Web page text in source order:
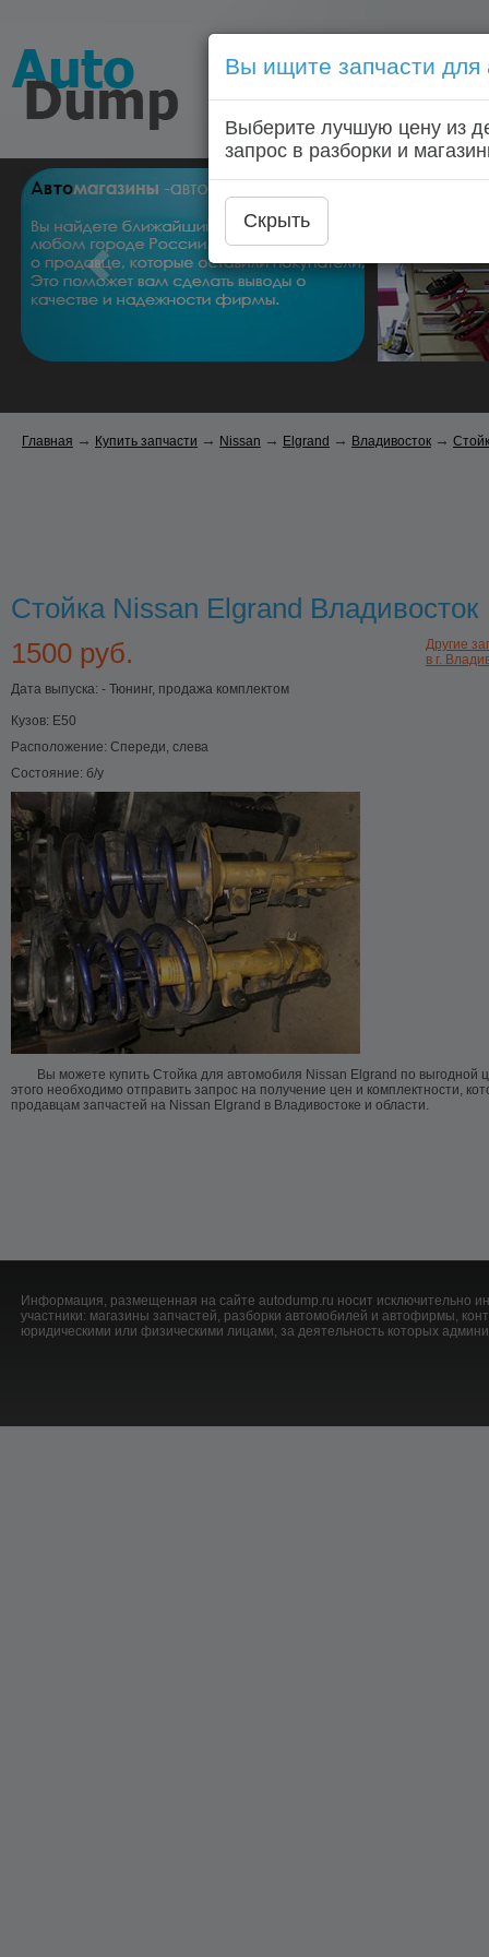
Голосовой запрос
Главная
Главная → Купить запчасти → Nissan → Elgrand → Владивосток →
Стойка Nissan Elgrand Владивосток
Другие
в г.
1500 руб.
Дата выпуска: - Тюнинг, продажа комплектом
Кузов: E50
Расположение: Спереди, слева
Состояние: б/у
Вы можете купить Стойка для автомобиля Nissan Elgrand по выгодной
этого необходимо отправить запрос на получение цен и комплектности,
продавцам запчастей на Nissan Elgrand в Владивостоке и области.
Информация, размещенная на сайте autodump.ru носит исключительно
участники: магазины запчастей, разборки автомобилей и автофирмы,
юридическими или физическими лицами, за деятельность которых
Вы ищите запчасти для
Выберите лучшую цену из
запрос в разборки и
Скрыть